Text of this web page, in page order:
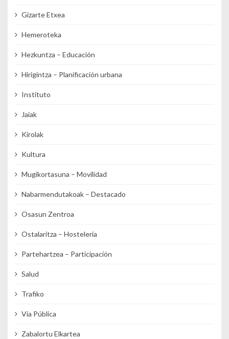
Gizarte Etxea
Hemeroteka
Hezkuntza – Educación
Hirigintza – Planificación urbana
Instituto
Jaiak
Kirolak
Kultura
Mugikortasuna – Movilidad
Nabarmendutakoak – Destacado
Osasun Zentroa
Ostalaritza – Hostelería
Partehartzea – Participación
Salud
Trafiko
Vía Pública
Zabalortu Elkartea